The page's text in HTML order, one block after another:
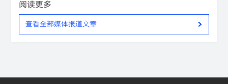
阅读更多
查看全部媒体报道文章